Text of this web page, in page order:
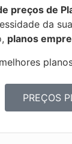
preços de
da
planos
melhores
PREÇOS